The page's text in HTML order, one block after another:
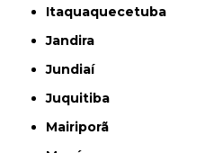
Itaquaquecetuba
Jandira
Jundiaí
Juquitiba
Mairiporã